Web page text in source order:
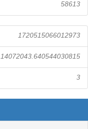
58613
1720515066012973
14072043.640544030815
3